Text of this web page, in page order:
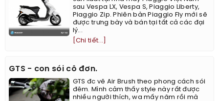
sau Vespa LX, Vespa S, Piaggio Liberty,
Piaggio Zip. Phiên bản Piaggio Fly mới sẽ
được trưng bày và bán tại tất cả các đại
lý...
[Chi tiết...]
GTS - con sói cô đơn.
GTS đc vẽ Air Brush theo phong cách sói
đêm. Mình cảm thấy style này rất được
nhiều người thích, wa mấy năm rồi mà